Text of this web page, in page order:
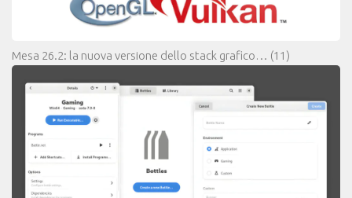
Mesa 26.2: la nuova versione dello stack grafico… (11)